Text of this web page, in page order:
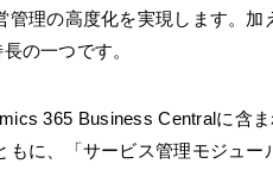
管理の高度化を実現します。
の一つです。
365 Business Centralに含
もに、「サービス管理モジュー